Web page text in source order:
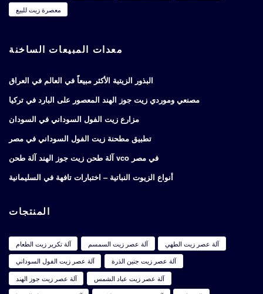
معصرة زيت للبيع
معدات المبيعات الساخنة
البذور الزيتية الأكثر مبيعاً في العالم في العراق
مصنعي وموردي زيت جوز الهند المعصور على البارد في تركيا
مزارع زيت الفول السوداني في السودان
تطبيق مطحنة زيت الفول السوداني في مصر
آلة طحن زيت جوز الهند آلة طحن vco في مصر
أنواع الزيوت النباتية – اختبارات تافهة في السليمانية
المنتجات
آلة تكرير زيت الطعام آلة عصر زيت السمسم
آلة عصر زيت الطهي
آلة عصر زيت الفول السوداني
آلة عصر زيت جنين الذرة
آلة عصر زيت جوز الهند
آلة عصر زيت عباد الشمس